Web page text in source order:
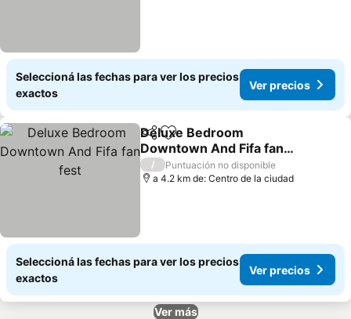
Seleccioná las fechas para ver los precios
exactos
Ver precios
CompartirAñadir a favoritos
Deluxe Bedroom
Downtown And Fifa fan
fest
Ver precios
/
Puntuación no disponible
a 4.2 km de: Centro de la ciudad
Seleccioná las fechas para ver los precios
exactos
Ver precios
Ver más